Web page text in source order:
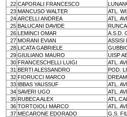
22 CAPORALI FRANCESCO
23 MANCUSO WALTER
ATL.
24 ARCELLI ANDREA
ATL.
25 BALUCANI DAVIDE
26 LEMINCI OMAR
A.S.D.
27 MORANI EVIAN
ASSISI
28 LICATA GABRIELE
29 GIULIANO MAURO
UISP
30 FRANCESCHELLI LUIGI
ATL.
31 BERTI ALESSANDRO
POD.
32 FIORUCCI MARCO
33 IBBAS YAUSSUF
ATL.
34 SAVERI UGO
ATL.
35 RUBECA ALEX
36 TORTOIOLI MARCO
ATL.
37 MECARONE EDORADO
G.S.